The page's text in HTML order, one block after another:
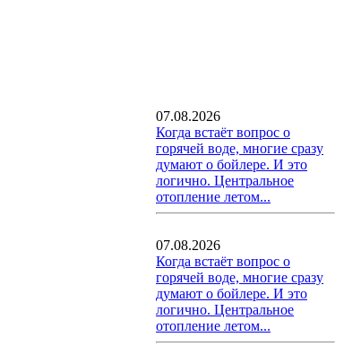
07.08.2026
Когда встаёт вопрос о
горячей воде, многие сразу
думают о бойлере. И это
логично. Центральное
отопление летом...
07.08.2026
Когда встаёт вопрос о
горячей воде, многие сразу
думают о бойлере. И это
логично. Центральное
отопление летом...